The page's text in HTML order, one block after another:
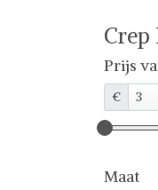
Crep
Prijs
€
Maat